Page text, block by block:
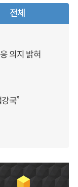
전체
의지 밝혀
국”